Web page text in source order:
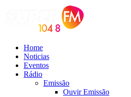
Home
Noticias
Eventos
Rádio
Emissão
Ouvir Emissão